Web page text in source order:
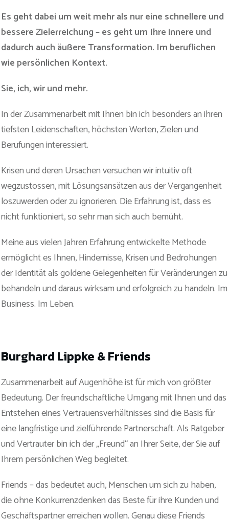
Es geht dabei um weit mehr als nur eine schnellere und
bessere Zielerreichung – es geht um Ihre innere und
dadurch auch äußere Transformation. Im beruflichen
wie persönlichen Kontext.
Sie, ich, wir und mehr.
In der Zusammenarbeit mit Ihnen bin ich besonders an ihren
tiefsten Leidenschaften, höchsten Werten, Zielen und
Berufungen interessiert.
Krisen und deren Ursachen versuchen wir intuitiv oft
wegzustossen, mit Lösungsansätzen aus der Vergangenheit
loszuwerden oder zu ignorieren. Die Erfahrung ist, dass es
nicht funktioniert, so sehr man sich auch bemüht.
Meine aus vielen Jahren Erfahrung entwickelte Methode
ermöglicht es Ihnen, Hindernisse, Krisen und Bedrohungen
der Identität als goldene Gelegenheiten für Veränderungen zu
behandeln und daraus wirksam und erfolgreich zu handeln. Im
Business. Im Leben.
Burghard Lippke & Friends
Zusammenarbeit auf Augenhöhe ist für mich von größter
Bedeutung. Der freundschaftliche Umgang mit Ihnen und das
Entstehen eines Vertrauensverhältnisses sind die Basis für
eine langfristige und zielführende Partnerschaft. Als Ratgeber
und Vertrauter bin ich der „Freund“ an Ihrer Seite, der Sie auf
Ihrem persönlichen Weg begleitet.
Friends – das bedeutet auch, Menschen um sich zu haben,
die ohne Konkurrenzdenken das Beste für ihre Kunden und
Geschäftspartner erreichen wollen. Genau diese Friends